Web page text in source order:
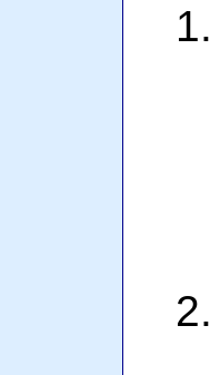
1.
2.